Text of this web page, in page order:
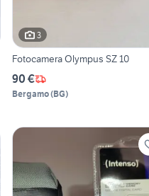
3
Fotocamera Olympus SZ 10
90 €
Bergamo(BG)